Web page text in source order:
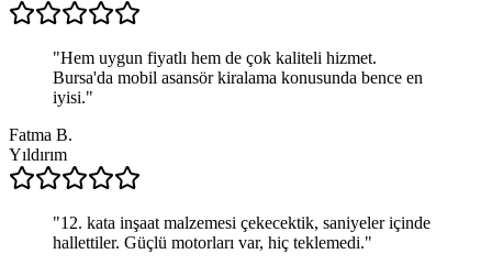
"Hem uygun fiyatlı hem de çok kaliteli hizmet.
Bursa'da mobil asansör kiralama konusunda bence en
iyisi."
Fatma B.
Yıldırım
"12. kata inşaat malzemesi çekecektik, saniyeler içinde
hallettiler. Güçlü motorları var, hiç teklemedi."